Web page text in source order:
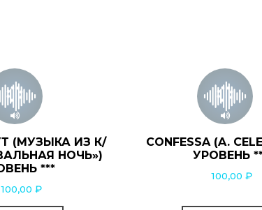
(МУЗЫКА ИЗ К/
НОЧЬ»)
***
100,00 ₽
CONFESSA (A.
УРОВЕНЬ
100,00 ₽